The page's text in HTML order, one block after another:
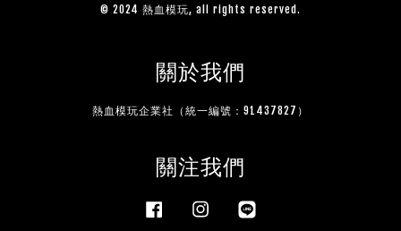
© 2024 熱血模玩, all rights reserved.
關於我們
熱血模玩企業社（統一編號：91437827）
關注我們
Facebook Instagram